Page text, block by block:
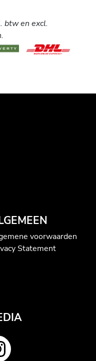
btw en excl.
voorwaarden
Statement